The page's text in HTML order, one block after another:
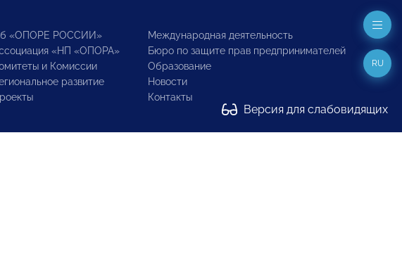
«ОПОРЕ РОССИИ»
«НП «ОПОРА»
и Комиссии
развитие
Международная деятельность
Бюро по защите прав предпринимателей
Образование
Новости
Контакты
Версия для слабовидящих
RU